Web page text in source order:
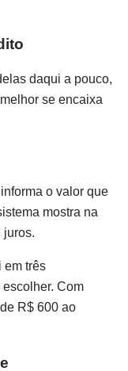
daqui a pouco,
se encaixa
o valor que
mostra na
juros.
em três
Com
R$ 600 ao